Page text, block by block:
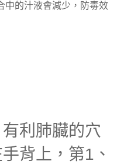
中的汁液會減少，防毒效
利肺臟的穴
背上，第1、